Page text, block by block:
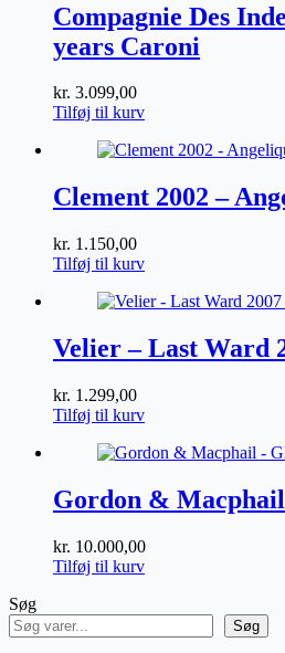
Compagnie Des
years Caroni
kr. 3.099,00
Tilføj til kurv
Clement 2002 –
kr. 1.150,00
Tilføj til kurv
Velier – Last Ward
kr. 1.299,00
Tilføj til kurv
Gordon &
kr. 10.000,00
Tilføj til kurv
Søg
Søg